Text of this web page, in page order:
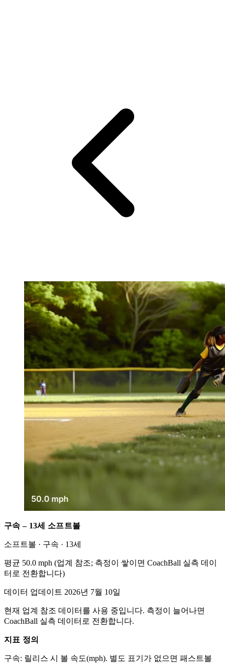
구속 – 13세 소프트볼
소프트볼 · 구속 · 13세
평균 50.0 mph (업계 참조; 측정이 쌓이면 CoachBall 실측 데이
터로 전환합니다)
데이터 업데이트 2026년 7월 10일
현재 업계 참조 데이터를 사용 중입니다. 측정이 늘어나면
CoachBall 실측 데이터로 전환합니다.
지표 정의
구속: 릴리스 시 볼 속도(mph). 별도 표기가 없으면 패스트볼